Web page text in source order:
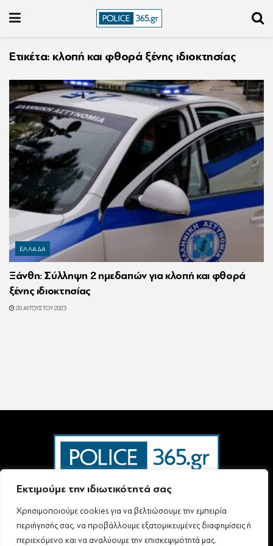
Εκτιμούμε την ιδιωτικότητά σας
Χρησιμοποιούμε cookies για να βελτιώσουμε την εμπειρία
περιήγησής σας, να προβάλλουμε εξατομικευμένες διαφημίσεις ή
περιεχόμενο και να αναλύουμε την επισκεψιμότητά μας.
Ετικέτα: κλοπή και φθορά ξένης ιδιοκτησίας
ΕΛΛΑΔΑ
Ξάνθη: Σύλληψη 2 ημεδαπών για κλοπή και φθορά
ξένης ιδιοκτησίας
20 ΑΥΓΟΎΣΤΟΥ 2023
Ταυτότητα – Επικοινωνία
Όροι Χρήσης
Πολιτική Απορρήτου & Προστασίας Προσωπικών Δεδομένων
Δήλωση συμμόρφωσης με τη σύσταση (ΕΕ) 2018/334 L63